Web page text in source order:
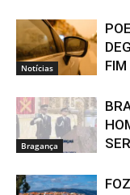
Notícias
Bragança